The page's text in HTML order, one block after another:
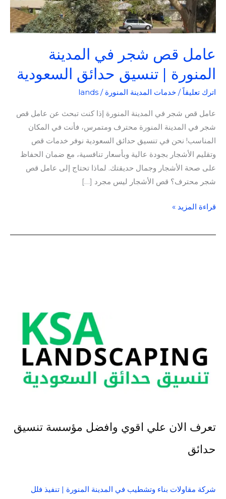
عامل قص شجر في المدينة
المنورة | تنسيق حدائق السعودية
اترك تعليقاً / خدمات المدينة المنورة /
lands
عامل قص شجر في المدينة المنورة إذا كنت تبحث عن عامل قص
شجر في المدينة المنورة محترف ومتمرس، فأنت في المكان
المناسب! نحن في تنسيق حدائق السعودية نوفر خدمات قص
وتقليم الأشجار بجودة عالية وبأسعار تنافسية، مع ضمان الحفاظ
على صحة الأشجار وجمال حديقتك. لماذا تحتاج إلى عامل قص
شجر محترف؟ قص الأشجار ليس مجرد […]
السعودية
قراءة المزيد »
تعرف الان علي اقوي وافضل مؤسسة تنسيق
حدائق
شركة مقاولات بناء وتشطيب في المدينة المنورة | تنفيذ فلل